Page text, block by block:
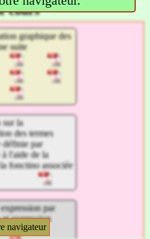
cours
graphique des
suite
sur la
des termes
définie par
à l'aide de la
fonctino associée
par
expression
navigateur